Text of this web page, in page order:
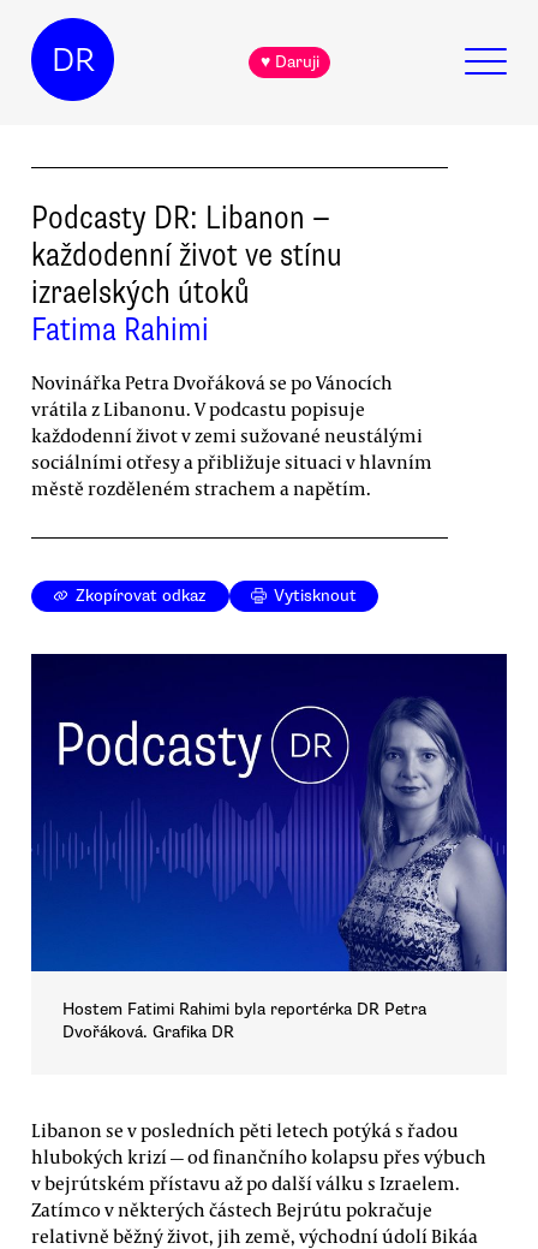
DR ♥ Daruji
Podcasty DR: Libanon —
každodenní život ve stínu
izraelských útoků
Fatima Rahimi
Novinářka Petra Dvořáková se po Vánocích
vrátila z Libanonu. V podcastu popisuje
každodenní život v zemi sužované neustálými
sociálními otřesy a přibližuje situaci v hlavním
městě rozděleném strachem a napětím.
Zkopírovat odkaz Vytisknout
Hostem Fatimi Rahimi byla reportérka DR Petra
Dvořáková. Grafika DR
Libanon se v posledních pěti letech potýká s řadou
hlubokých krizí — od finančního kolapsu přes výbuch
v bejrútském přístavu až po další válku s Izraelem.
Zatímco v některých částech Bejrútu pokračuje
relativně běžný život, jih země, východní údolí Bikáa